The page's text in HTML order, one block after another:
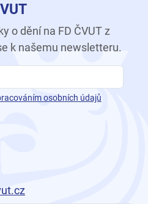
o dění na FD ČVUT z
k našemu newsletteru.
osobních údajů